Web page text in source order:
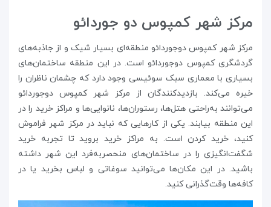
مرکز شهر کمپوس دو جوردائو
مرکز شهر کمپوس دوجوردائو منطقه‌ای بسیار شیک و از جاذبه‌های
گردشگری کمپوس دوجوردائو است. در این منطقه ساختمان‌های
بسیاری با معماری سبک سوئیسی وجود دارد که چشمان ناظران را
خیره می‌کند. بازدیدکنندگان از مرکز شهر کمپوس دوجوردائو
می‌توانند به‌راحتی هتل‌ها، رستوران‌ها، نانوایی‌ها و مراکز خرید را در
این منطقه بیابند. یکی از کارهایی که نباید در مرکز شهر فراموش
کنید، خرید کردن است. به مراکز خرید بروید تا تجربه خرید
شگفت‌انگیزی را در ساختمان‌های منحصربه‌فرد این شهر داشته
باشید. در این مکان‌ها می‌توانید سوغاتی و لباس بخرید یا در
کافه‌ها وقت‌گذرانی کنید.